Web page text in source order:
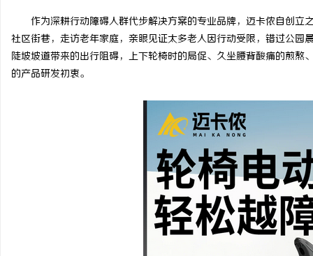
作为深耕行动障碍人群代步解决方案的专业品牌，迈卡侬自创
社区街巷，走访老年家庭，亲眼见证太多老人因行动受限，错过公
陡坡坡道带来的出行阻碍，上下轮椅时的局促、久坐腰背酸痛的煎
的产品研发初衷。